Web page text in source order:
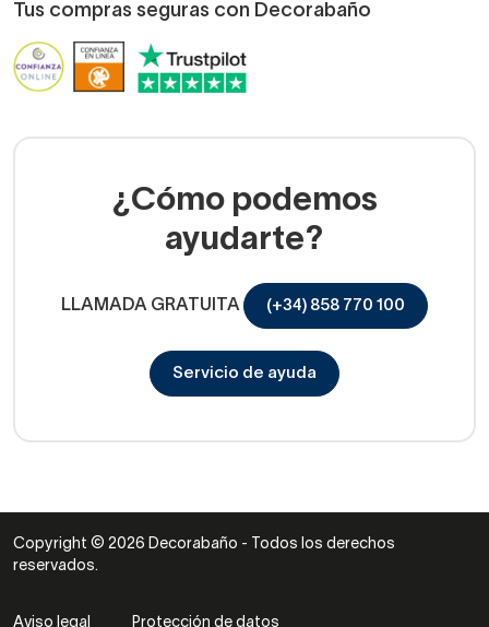
Tus compras seguras con Decorabaño
¿Cómo podemos
ayudarte?
LLAMADA GRATUITA (+34) 858 770 100
Servicio de ayuda
Copyright © 2026 Decorabaño - Todos los derechos
reservados.
Aviso legal Protección de datos